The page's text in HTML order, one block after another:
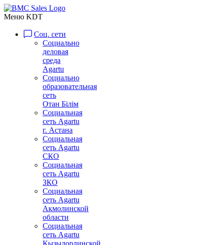
Меню KDT
Соц. сети
Социально
деловая
среда
Agartu
Социально
образовательная
сеть
Отан Бiлiм
Социальная
сеть Agartu
г. Астана
Социальная
сеть Agartu
СКО
Социальная
сеть Agartu
ЗКО
Социальная
сеть Agartu
Акмолинской
области
Социальная
сеть Agartu